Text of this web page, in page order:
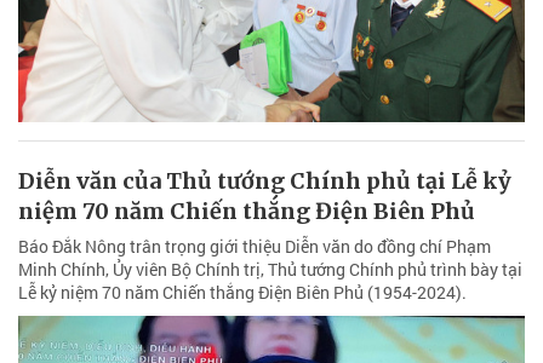
Diễn văn của Thủ tướng Chính phủ tại Lễ kỷ
niệm 70 năm Chiến thắng Điện Biên Phủ
Báo Đắk Nông trân trọng giới thiệu Diễn văn do đồng chí Phạm
Minh Chính, Ủy viên Bộ Chính trị, Thủ tướng Chính phủ trình bày tại
Lễ kỷ niệm 70 năm Chiến thắng Điện Biên Phủ (1954-2024).